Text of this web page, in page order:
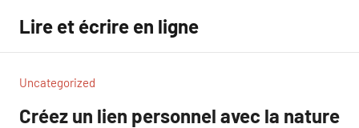
contenu
Lire et écrire en ligne
Uncategorized
Créez un lien personnel avec la nature